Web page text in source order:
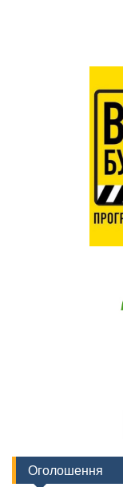
Оголошення